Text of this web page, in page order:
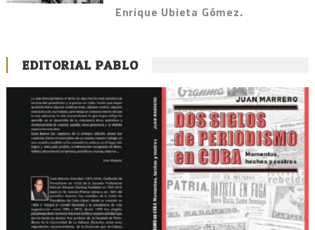
Enrique Ubieta Gómez.
EDITORIAL PABLO